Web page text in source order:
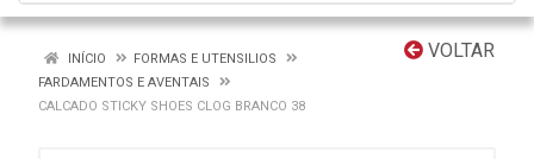
VOLTAR
INÍCIO
FORMAS E UTENSILIOS
FARDAMENTOS E AVENTAIS
CALCADO STICKY SHOES CLOG BRANCO 38